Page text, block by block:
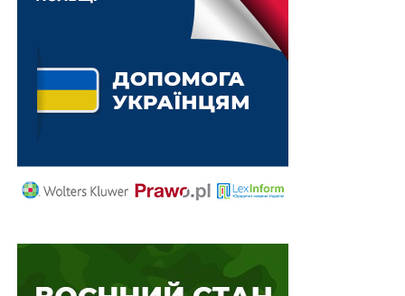
цього Порядку, через центри надання
адміністративних послуг адміністратором центру
надається суб’єкту господарювання опис вхідного
пакета документів.
Суб’єкту господарювання видається структурним
трьох календарних днів з дня прийняття відповідного
рішення дозвіл або надсилається письмове
зазначенням причин відмови.
Також зверніть увагунаПравові позиції